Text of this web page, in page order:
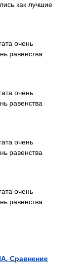
как лучшие
очень
равенства
очень
равенства
очень
равенства
очень
равенства
Сравнение